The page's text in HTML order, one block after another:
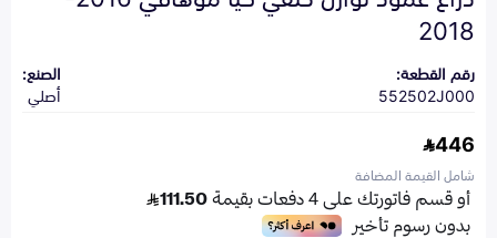
2018
رقم القطعة:
552502J000
الصنع:
أصلي
446
شامل القيمة المضافة